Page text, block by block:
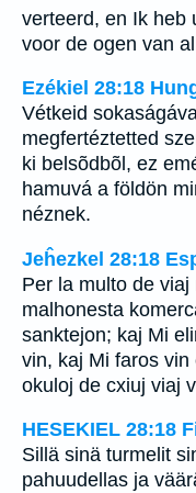
verteerd, en Ik heb
voor de ogen van
Ezékiel 28:18
Vétkeid
megfertéztetted
ki belsõdbõl, ez
hamuvá a földön
néznek.
Jeĥezkel 28:18
Per la multo de
malhonesta
sanktejon; kaj Mi
vin, kaj Mi faros
okuloj de cxiuj viaj
HESEKIEL 28:18
Sillä sinä turmelit
pahuudellas ja